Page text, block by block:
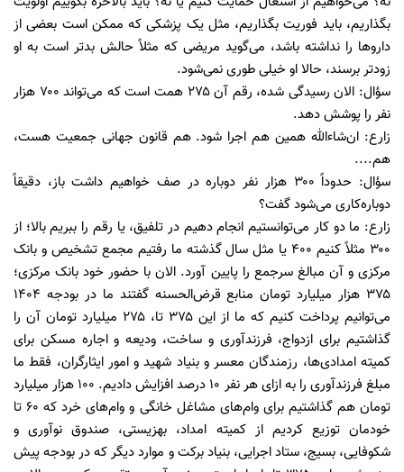
بگذاریم، باید فوریت بگذاریم، مثل یک پزشکی که ممکن است بعضی از
دارو‌ها را نداشته باشد، می‌گوید مریضی که مثلاً حالش بدتر است به او
زودتر برسند، حالا او خیلی طوری نمی‌شود.
سؤال: الان رسیدگی شده، رقم آن ۲۷۵ همت است که می‌تواند ۷۰۰ هزار
نفر را پوشش دهد.
زارع: ان‌شاءالله همین هم اجرا شود. هم قانون جهانی جمعیت هست،
هم....
سؤال: حدوداً ۳۰۰ هزار نفر دوباره در صف خواهیم داشت باز، دقیقاً
دوباره‌کاری می‌شود گفت؟
زارع: ما دو کار می‌توانستیم انجام دهیم در تلفیق، یا رقم را ببریم بالا؛ از
۳۰۰ مثلاً کنیم ۴۰۰ یا مثل سال گذشته ما رفتیم مجمع تشخیص و بانک
مرکزی و آن مبالغ سرجمع را پایین آورد. الان با حضور خود بانک مرکزی؛
۳۷۵ هزار میلیارد تومان منابع قرض‌الحسنه گفتند ما در بودجه ۱۴۰۴
می‌توانیم پرداخت کنیم که ما از این ۳۷۵ تا، ۲۷۵ میلیارد تومان آن را
گذاشتیم برای ازدواج، فرزندآوری و ساخت، ودیعه و اجاره مسکن برای
کمیته امدادی‌ها، رزمندگان معسر و بنیاد شهید و امور ایثارگران، فقط ما
مبلغ فرزندآوری را به ازای هر نفر ۱۰ درصد افزایش دادیم. ۱۰۰ هزار میلیارد
تومان هم گذاشتیم برای وام‌های مشاغل خانگی و وام‌های خرد که ۶۰ تا
خودمان توزیع کردیم از کمیته امداد، بهزیستی، صندوق نوآوری و
شکوفایی، بسیج، ستاد اجرایی، بنیاد برکت و موارد دیگر که در بودجه پیش